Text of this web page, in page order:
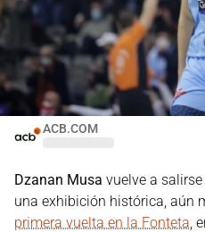
ACB.COM
Dzanan Musa vuelve a
una exhibición histórica, aún
primera vuelta en la Fonteta ,